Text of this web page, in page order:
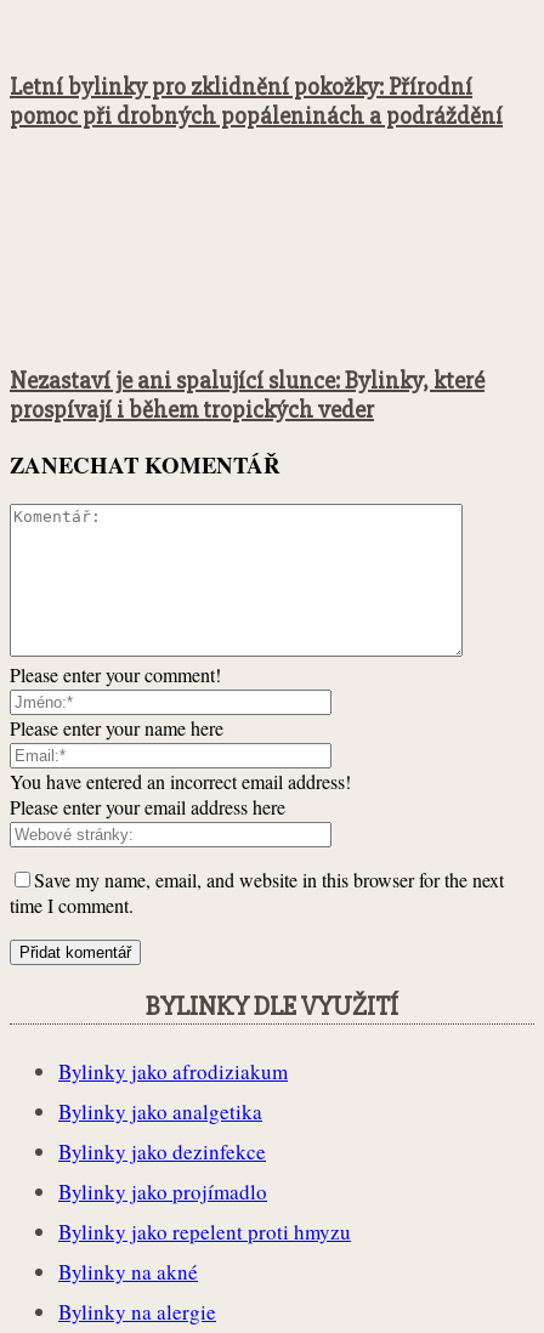
Letní bylinky pro zklidnění pokožky: Přírodní
pomoc při drobných popáleninách a podráždění
Nezastaví je ani spalující slunce: Bylinky, které
prospívají i během tropických veder
ZANECHAT KOMENTÁŘ
Please enter your comment!
Please enter your name here
You have entered an incorrect email address!
Please enter your email address here
Save my name, email, and website in this browser for the next
time I comment.
BYLINKY DLE VYUŽITÍ
Bylinky jako afrodiziakum
Bylinky jako analgetika
Bylinky jako dezinfekce
Bylinky jako projímadlo
Bylinky jako repelent proti hmyzu
Bylinky na akné
Bylinky na alergie